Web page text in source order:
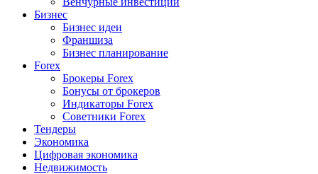
Бизнес
Бизнес идеи
Франшиза
Бизнес планирование
Forex
Брокеры Forex
Бонусы от брокеров
Индикаторы Forex
Советники Forex
Тендеры
Экономика
Цифровая экономика
Недвижимость